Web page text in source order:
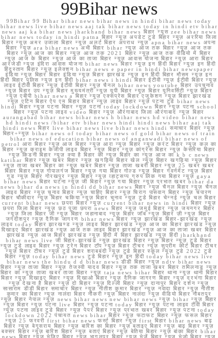
99Bihar news
99Bihar 99 Bihar bihar news bihar news in hindi bihar news today
bihar news live bihar news aaj tak bihar news today in hindi etv bihar
news aaj ka bihar news jharkhand bihar news बिहार न्यूस zee bihar news
bihar news today in hindi patna बिहार न्यूज़ अपडेट टुडे बिहार न्यूज़ अररिया जिला
बिहार न्यूज़ अमर उजाला बिहार न्यूज़ अलर्ट बिहार अपराध न्यूज़ apna bihar news अपना
बिहार न्यूज़ ara bihar news अभी बिहार bihar न्यूज़ आज तक बिहार न्यूज़ आज तक
बिहार न्यूज़ आज का बिहार न्यूज़ आज तक 2021 बिहार न्यूज़ आज तक वीडियो में बिहार
न्यूज़ आज के बिहार न्यूज़ आज का ताजा बिहार न्यूज़ आवास योजना बिहार न्यूज़ आरा बिहार
आरजेडी न्यूज़ इंदिरा आवास योजना bihar news बिहार न्यूज़ इन हिंदी बिहार न्यूज़ इन हिंदी
हिंदुस्तान बिहार न्यूज़ इलेक्शन bihar news e paper in hindi bihar newspaper
इंडिया न्यूज़ बिहार बिहार इंडिया न्यूज़ बिहार झारखंड न्यूज़ इन हिंदी बिहार मौसम न्यूज़ इन
हिंदी बिहार पुलिस न्यूज़ इन हिंदी bihar news i hindi बिहार ईटीवी न्यूज़ ईटीवी बिहार न्यूज़
लाइव ईटीवी बिहार न्यूज़ ईटीवी बिहार न्यूज़ चैनल bihar news youtube बिहार उपचुनाव
न्यूज़ बिहार उप न्यूज़ बिहार मुख्यमंत्री न्यूज़ यूपी बिहार न्यूज़ बिहार यूनिवर्सिटी न्यूज़ बिहार
न्यूज़ एबीपी bihar news a बिहार न्यूज़ एक्सप्रेस बिहार एजुकेशन न्यूज़ बिहार झारखंड
न्यूज़ एटिन बिहार ऐप एम बिहार बिहार न्यूज़ लाइव बिहार न्यूज़ पटना टुडे bihar news
hindi बिहार न्यूज़ पटना बिहार न्यूज़ पटना today lockdown बिहार न्यूज़ पटना school
बिहार न्यूज़ पटना लाइव video बिहार न्यूज़ औरंगाबाद जिला औरंगाबाद न्यूज़ बिहार
aurangabad bihar news bihar news h bihar news hd video bihar news
hd hindi news /bihar etv bihar news hindi hindi news bihar aaj tak
hindi news बिहार live bihar news live bihar news hindi समाचार बिहार न्यूज़
बिहार+न्यूज़ bihar news of today bihar news of gold bihar news of train
bihar news of education bihar news of anganwadi bihar news of
petrol आरा बिहार न्यूज़ आज बिहार न्यूज़ आरा न्यूज़ बिहार न्यूज़ करंट बिहार न्यूज़ कल का
बिहार न्यूज़ क्राइम केजीपी लाइव बिहार न्यूज़ बिहार न्यूज़ कांग्रेस बिहार न्यूज़ केसरिया बिहार
न्यूज़ किडनी बिहार न्यूज़ क्या है बिहार की न्यूज़ बिहार का न्यूज़ आज का k b c news
katihar बिहार न्यूज़ खबर बिहार न्यूज़ खगड़िया बिहार खेल न्यूज़ बिहार खगड़िया न्यूज़ बिहार
न्यूज़ ताजा खबर बिहार का न्यूज़ खबर बिहार न्यूज़ ताजा खबरी बिहार न्यूज़ 25 खबर खबर
बिहार बिहार न्यूज़ गोपालगंज बिहार न्यूज़ गया बिहार गोल्ड न्यूज़ बिहार गवर्नमेंट न्यूज़ बिहार
गुड न्यूज़ बिहार गोरखपुर न्यूज़ बिहार न्यूज़ व्हाट्सप्प ग्रुप लिंक गया बिहार न्यूज़ gaya
bihar news बिहार घटना न्यूज़ जी बिहार न्यूज़ गया बिहार न्यूज़ प्रभात खबर bihar da
news bihar da news in hindi dd bihar news बिहार न्यूज़ चैनल बिहार न्यूज़ चैनल
लाइव बिहार न्यूज़ चुनाव बिहार न्यूज़ चाहिए बिहार न्यूज़ चिराग पासवान बिहार न्यूज़ चंपारण
बिहार चौकीदार न्यूज़ बिहार चकिया न्यूज़ बिहार चुनाव न्यूज़ टुडे बिहार चेन्नई न्यूज़ चल बिहार
current bihar news छपरा बिहार न्यूज़ current bihar news in hindi बिहार न्यूज़
छपरा जिला बिहार न्यूज़ छठ पूजा छपरा news बिहार न्यूज़ जमुई बिहार न्यूज़ जयनगर बिहार
न्यूज़ जिला बिहार जी न्यूज़ बिहार जहानाबाद न्यूज़ बिहार जॉब न्यूज़ बिहार ज़ी न्यूज़ बिहार
जगदीशपुर न्यूज़ दैनिक जागरण bihar news बिहार न्यूज़ झारखंड बिहार-झारखंड न्यूज़
लाइव today बिहार झारखण्ड न्यूज़ लाइव बिहार झारखंड न्यूज़ आज का बिहार झारखंड न्यूज़
दिखाइए बिहार झारखंड न्यूज़ आज तक लाइव बिहार झारखंड न्यूज़ आज का ताजा खबर बिहार
झारखंड न्यूज़ आज बिहार झारखंड न्यूज़ हिंदी में बिहार झारखंड न्यूज़ हिंदी jharkhand
bihar news live जी बिहार-झारखंड न्यूज़ झारखंड बिहार न्यूज़ बिहार न्यूज़ टुडे बिहार
न्यूज़ टुडे लाइव बिहार न्यूज़ ट्रेन बिहार टॉप न्यूज़ बिहार टीचर न्यूज़ सुप्रीम कोर्ट बिहार टीचर
न्यूज़ बिहार टीचर न्यूज़ टुडे बिहार शराबबंदी न्यूज़ टुडे बिहार स्कूल न्यूज़ टुडे 2022 टुडे
बिहार न्यूज़ today bihar news टुडे बिहार न्यूज़ इन हिंदी today bihar news live
bihar news the hindu d d bihar news डीडी बिहार न्यूज़ ndtv bihar news
बिहार न्यूज़ ताजा बिहार न्यूज़ तेजस्वी यादव बिहार न्यूज़ तक ताजा खबर बिहार तमिलनाडु न्यूज़
बिहार का न्यूज़ ताजा खबर ताजा बिहार न्यूज़ taja news bihar बिहार थाना न्यूज़ थाना बिहार
बिहार न्यूज़ दिखाइए बिहार न्यूज़ दिखाओ बिहार न्यूज़ दैनिक जागरण बिहार न्यूज़ दरभंगा बिहार
न्यूज़ देखना है बिहार न्यूज़ दो बिहार न्यूज़ दिल्ली बिहार न्यूज़ दानापुर बिहार दर्शन न्यूज़
सासाराम डीडी बिहार समाचार बिहार न्यूज़ नीतीश कुमार बिहार न्यूज़ नवादा बिहार न्यूज़ नीतीश
कुमार का बिहार न्यूज़ नालंदा बिहार नौकरी न्यूज़ बिहार नालंदा न्यूज़ वीडियो बिहार नौबतपुर
न्यूज़ बिहार नेपाल न्यूज़ news bihar news new bihar news न्यूज़ bihar न्यूज़ बिहार
न्यूज़ बिहार न्यूज़ पटना live बिहार न्यूज़ पटना today बिहार न्यूज़ पटना लाइव टीवी बिहार
न्यूज़ पटना लाइव टुडे बिहार न्यूज़ पेपर बिहार न्यूज़ प्रभात खबर बिहार न्यूज़ पटना today
lockdown 2022 पंचायत news bihar बिहार न्यूज़ फटाफट बिहार न्यूज़ फसल बिहार
न्यूज़ 25 फरवरी first bihar news फर्स्ट बिहार न्यूज़ first बिहार bihar news बाढ़
बिहार न्यूज़ बेगूसराय बिहार न्यूज़ बारिश का बिहार न्यूज़ बताइए बिहार न्यूज़ बाढ़ बिहार न्यूज़
बक्सर बिहार न्यूज़ बारिश बिहार न्यूज़ बताएं बिहार न्यूज़ बेतिया बिहार न्यूज़ बांका बिहार bihar
news बिहार न्यूज़ भेजिए बिहार न्यूज़ भागलपुर बिहार न्यूज़ भेजें बिहार न्यूज़ भेजो बिहार न्यूज़